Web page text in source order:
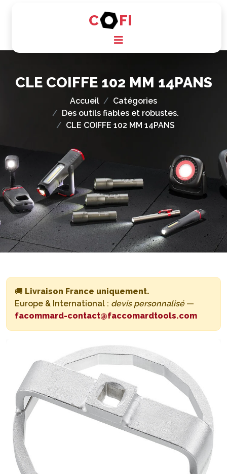
C FI
CLE COIFFE 102 MM 14PANS
Accueil
Catégories
Des outils fiables et robustes.
CLE COIFFE 102 MM 14PANS
🚚 Livraison France uniquement.
Europe & International : devis personnalisé—
facommard-contact@faccomardtools.com